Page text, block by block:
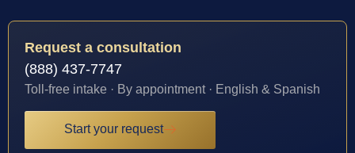
Request a consultation
(888) 437-7747
Toll-free intake · By appointment · English & Spanish
Start your request